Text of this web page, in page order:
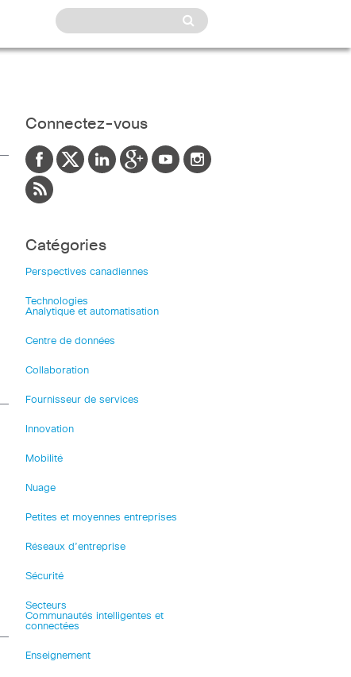
Connectez-vous
Catégories
Perspectives canadiennes
Technologies
Analytique et automatisation
Centre de données
Collaboration
Fournisseur de services
Innovation
Mobilité
Nuage
Petites et moyennes entreprises
Réseaux d’entreprise
Sécurité
Secteurs
Communautés intelligentes et
connectées
Enseignement